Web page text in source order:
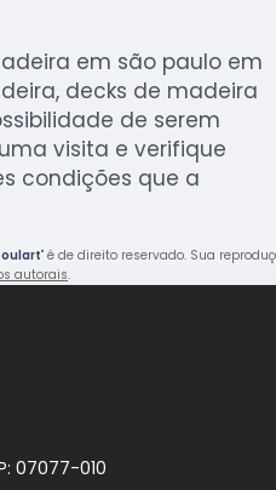
em são paulo em
decks de madeira
de serem
visita e verifique
condições que a
" é de direito reservado. Sua
autorais.
07077-010